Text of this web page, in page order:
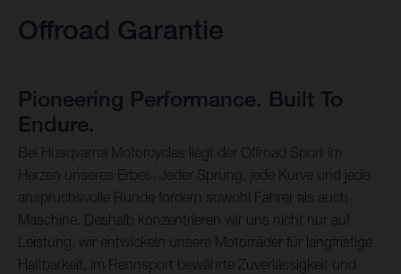
Offroad Garantie
Pioneering Performance. Built To
Endure.
Bei Husqvarna Motorcycles liegt der Offroad Sport im
Herzen unseres Erbes. Jeder Sprung, jede Kurve und jede
anspruchsvolle Runde fordern sowohl Fahrer als auch
Maschine. Deshalb konzentrieren wir uns nicht nur auf
Leistung, wir entwickeln unsere Motorräder für langfristige
Haltbarkeit, im Rennsport bewährte Zuverlässigkeit und